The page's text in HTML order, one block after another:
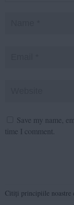
Save my name,
time I comment.
Citiți principiile noastre